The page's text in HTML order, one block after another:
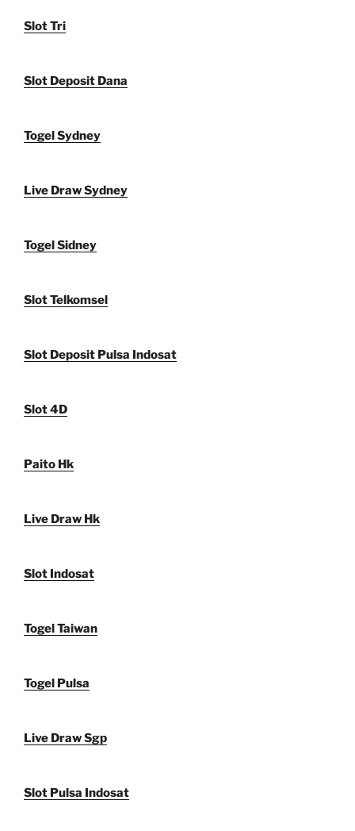
Slot Tri
Slot Deposit Dana
Togel Sydney
Live Draw Sydney
Togel Sidney
Slot Telkomsel
Slot Deposit Pulsa Indosat
Slot 4D
Paito Hk
Live Draw Hk
Slot Indosat
Togel Taiwan
Togel Pulsa
Live Draw Sgp
Slot Pulsa Indosat